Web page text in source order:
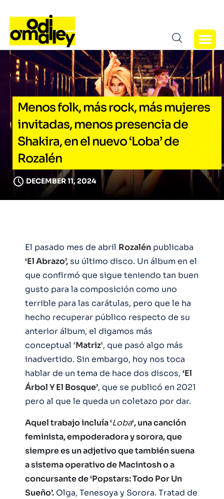
Menos folk, más rock, más mujeres
invitadas, menos presencia de
Shakira, en el nuevo ‘Loba’ de
Rozalén
DECEMBER 11, 2024
El pasado mes de abril Rozalén publicaba
‘El Abrazo’,su último disco. Un álbum en el
que confirmó que sigue teniendo tan buen
gusto para la composición como uno
terrible para las carátulas, pero que le ha
hecho recuperar público respecto de su
anterior álbum, el digamos más
conceptual ‘Matriz‘, que pasó algo más
inadvertido. Sin embargo, hoy nos toca
hablar de un tema de hace dos discos, ‘El
Árbol Y El Bosque’, que se publicó en 2021
pero al que le queda un coletazo por dar.
Aquel trabajo incluía ‘Loba‘, una canción
feminista, empoderadora y sorora, que
siempre es un adjetivo que también suena
a sistema operativo de Macintosh o a
concursante de ‘Popstars: Todo Por Un
Sueño’. Olga, Tenesoya y Sorora. Tratad de